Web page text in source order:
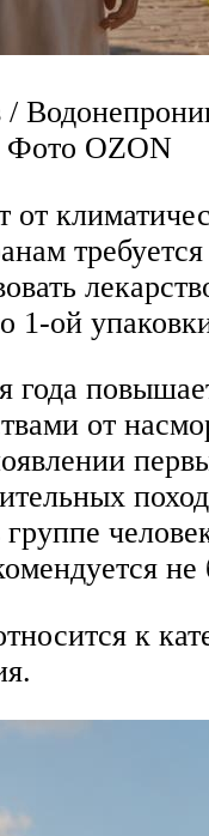
/
Фото OZON
от
1-ой
года
от
не
к